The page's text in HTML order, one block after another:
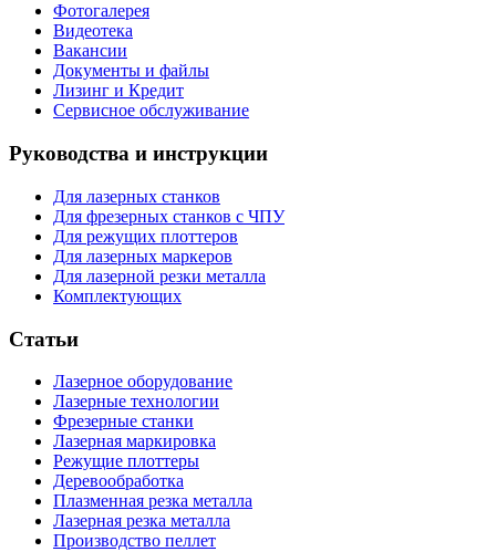
Фотогалерея
Видеотека
Вакансии
Документы и файлы
Лизинг и Кредит
Сервисное обслуживание
Руководства и инструкции
Для лазерных станков
Для фрезерных станков с ЧПУ
Для режущих плоттеров
Для лазерных маркеров
Для лазерной резки металла
Комплектующих
Статьи
Лазерное оборудование
Лазерные технологии
Фрезерные станки
Лазерная маркировка
Режущие плоттеры
Деревообработка
Плазменная резка металла
Лазерная резка металла
Производство пеллет